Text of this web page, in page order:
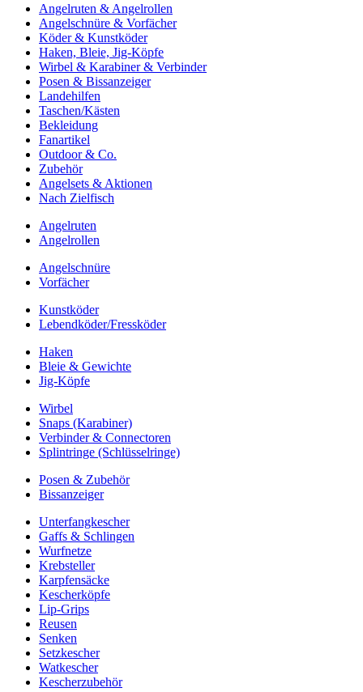
Angelruten & Angelrollen
Angelschnüre & Vorfächer
Köder & Kunstköder
Haken, Bleie, Jig-Köpfe
Wirbel & Karabiner & Verbinder
Posen & Bissanzeiger
Landehilfen
Taschen/Kästen
Bekleidung
Fanartikel
Outdoor & Co.
Zubehör
Angelsets & Aktionen
Nach Zielfisch
Angelruten
Angelrollen
Angelschnüre
Vorfächer
Kunstköder
Lebendköder/Fressköder
Haken
Bleie & Gewichte
Jig-Köpfe
Wirbel
Snaps (Karabiner)
Verbinder & Connectoren
Splintringe (Schlüsselringe)
Posen & Zubehör
Bissanzeiger
Unterfangkescher
Gaffs & Schlingen
Wurfnetze
Krebsteller
Karpfensäcke
Kescherköpfe
Lip-Grips
Reusen
Senken
Setzkescher
Watkescher
Kescherzubehör